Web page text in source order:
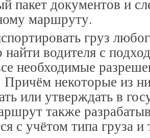
пакет документов и
маршруту.
груз
найти водителя с
необходимые
некоторые из
или утверждать в
также
с учётом типа груза